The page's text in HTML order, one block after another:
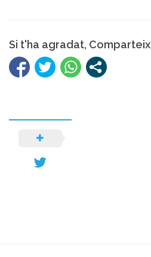
Si t'ha agradat,